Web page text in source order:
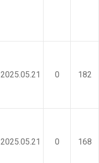
2025.05.21 0 182
2025.05.21 0 168